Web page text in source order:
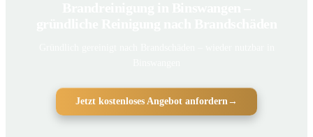
Jetzt kostenloses Angebot anfordern→